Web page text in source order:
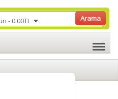
- 0.00TL Arama